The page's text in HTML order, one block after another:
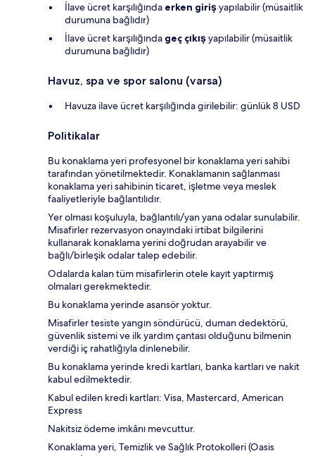
İlave ücret karşılığında erken girişyapılabilir (müsaitlik
durumuna bağlıdır)
İlave ücret karşılığında geç çıkışyapılabilir (müsaitlik
durumuna bağlıdır)
Havuz, spa ve spor salonu (varsa)
Havuza ilave ücret karşılığında girilebilir: günlük 8 USD
Politikalar
Bu konaklama yeri profesyonel bir konaklama yeri sahibi
tarafından yönetilmektedir. Konaklamanın sağlanması
konaklama yeri sahibinin ticaret, işletme veya meslek
faaliyetleriyle bağlantılıdır.
Yer olması koşuluyla, bağlantılı/yan yana odalar sunulabilir.
Misafirler rezervasyon onayındaki irtibat bilgilerini
kullanarak konaklama yerini doğrudan arayabilir ve
bağlı/birleşik odalar talep edebilir.
Odalarda kalan tüm misafirlerin otele kayıt yaptırmış
olmaları gerekmektedir.
Bu konaklama yerinde asansör yoktur.
Misafirler tesiste yangın söndürücü, duman dedektörü,
güvenlik sistemi ve ilk yardım çantası olduğunu bilmenin
verdiği iç rahatlığıyla dinlenebilir.
Bu konaklama yerinde kredi kartları, banka kartları ve nakit
kabul edilmektedir.
Kabul edilen kredi kartları: Visa, Mastercard, American
Express
Nakitsiz ödeme imkânı mevcuttur.
Konaklama yeri, Temizlik ve Sağlık Protokolleri (Oasis